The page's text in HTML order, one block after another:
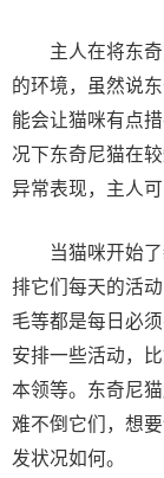
主人在将东奇
的环境，虽然说
能会让猫咪有点
况下东奇尼猫在
异常表现，主人
当猫咪开始了
排它们每天的活
毛等都是每日必
安排一些活动，
本领等。东奇尼
难不倒它们，想
发状况如何。